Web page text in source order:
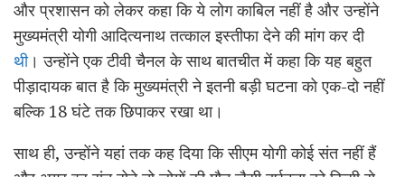
और प्रशासन को लेकर कहा कि ये लोग काबिल नहीं है और उन्होंने
मुख्यमंत्री योगी आदित्यनाथ तत्काल इस्तीफा देने की मांग कर दी
थी। उन्होंने एक टीवी चैनल के साथ बातचीत में कहा कि यह बहुत
पीड़ादायक बात है कि मुख्यमंत्री ने इतनी बड़ी घटना को एक-दो नहीं
बल्कि 18 घंटे तक छिपाकर रखा था।
साथ ही, उन्होंने यहां तक कह दिया कि सीएम योगी कोई संत नहीं हैं